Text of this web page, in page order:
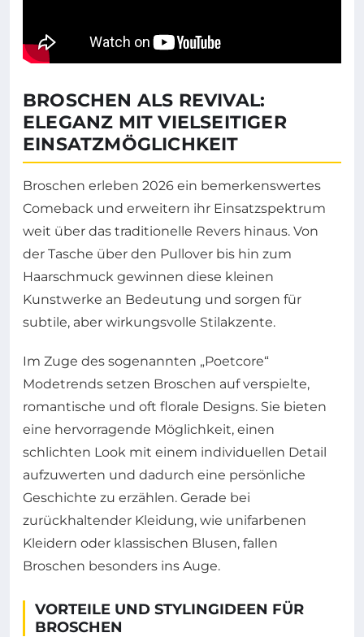
BROSCHEN ALS REVIVAL:
ELEGANZ MIT VIELSEITIGER
EINSATZMÖGLICHKEIT
Broschen erleben 2026 ein bemerkenswertes
Comeback und erweitern ihr Einsatzspektrum
weit über das traditionelle Revers hinaus. Von
der Tasche über den Pullover bis hin zum
Haarschmuck gewinnen diese kleinen
Kunstwerke an Bedeutung und sorgen für
subtile, aber wirkungsvolle Stilakzente.
Im Zuge des sogenannten „Poetcore“
Modetrends setzen Broschen auf verspielte,
romantische und oft florale Designs. Sie bieten
eine hervorragende Möglichkeit, einen
schlichten Look mit einem individuellen Detail
aufzuwerten und dadurch eine persönliche
Geschichte zu erzählen. Gerade bei
zurückhaltender Kleidung, wie unifarbenen
Kleidern oder klassischen Blusen, fallen
Broschen besonders ins Auge.
VORTEILE UND STYLINGIDEEN FÜR
BROSCHEN